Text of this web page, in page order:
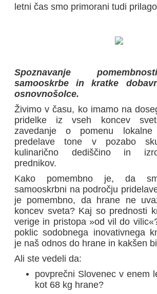
letni čas smo primorani tudi
Spoznavanje
samooskrbe in kratke
osnovnošolce.
Živimo v času, ko imamo na
pridelke iz vseh koncev
zavedanje o pomenu
predelave tone v pozabo
kulinarično dediščino in
prednikov.
Kako pomembno je, da
samooskrbni na področju
je pomembno, da hrane ne
koncev sveta? Kaj so prednosti
verige in pristopa »od vil do
poklic sodobnega inovativnega
je naš odnos do hrane in kakšen
Ali ste vedeli da:
povprečni Slovenec v enem
kot 68 kg hrane?